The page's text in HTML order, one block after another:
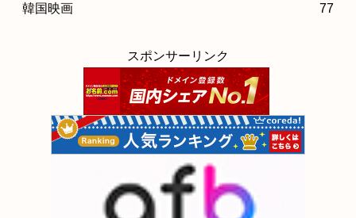
韓国映画 77
スポンサーリンク